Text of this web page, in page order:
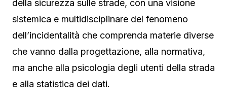
della sicurezza sulle strade, con una visione
sistemica e multidisciplinare del fenomeno
dell’incidentalità che comprenda materie diverse
che vanno dalla progettazione, alla normativa,
ma anche alla psicologia degli utenti della strada
e alla statistica dei dati.